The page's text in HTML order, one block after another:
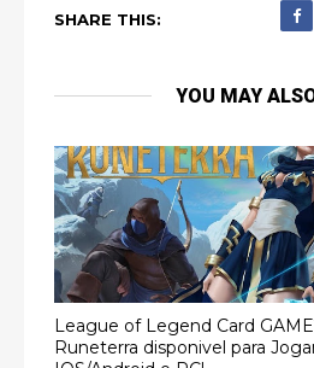
SHARE THIS:
YOU MAY
League of Legend Card
Runeterra disponivel para